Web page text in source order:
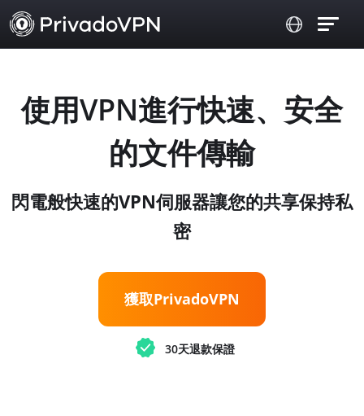
使用VPN進行快速、安全
的文件傳輸
閃電般快速的VPN伺服器讓您的共享保持私
密
獲取PrivadoVPN
30天退款保證